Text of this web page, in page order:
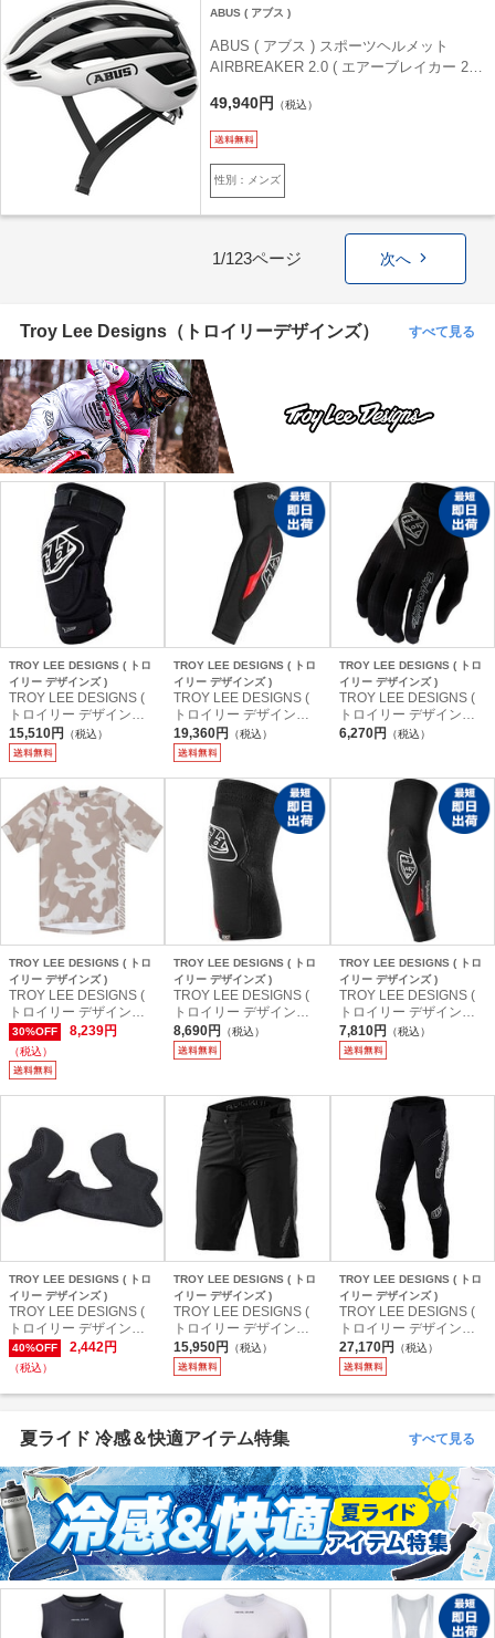
ABUS ( アブス )
ABUS ( アブス ) スポーツヘルメット
AIRBREAKER 2.0 ( エアーブレイカー 2.0
49,940円 （税込）
性別：メンズ
1/123ページ 次へ
Troy Lee Designs（トロイリーデザインズ） すべて見る
TROY LEE DESIGNS ( トロ
イリー デザインズ )
TROY LEE DESIGNS (
トロイリー デザインズ )
プロテクター T-BONE K
NEE GRD ( ティーボー
ン ニーガード ) ブラック
XL/XXL
15,510円 （税込）
TROY LEE DESIGNS ( トロ
イリー デザインズ )
TROY LEE DESIGNS (
トロイリー デザインズ )
プロテクター RAID ELB
OW GUARD ( レイド エ
ルボーガード ) ソリッド
ブラック M/L
19,360円 （税込）
TROY LEE DESIGNS ( トロ
イリー デザインズ )
TROY LEE DESIGNS (
トロイリー デザインズ )
指付き・フルフィンガー
ラック 2X
6,270円 （税込）
TROY LEE DESIGNS ( トロ
イリー デザインズ )
TROY LEE DESIGNS (
トロイリー デザインズ )
半袖ジャージ SKYLINE
S/S JERSEY ( スカイラ
イン ショートスリーブ
ジャージ ) スクラブブラ
ンド ティンバー L
30%OFF 8,239円
（税込）
TROY LEE DESIGNS ( トロ
イリー デザインズ )
TROY LEE DESIGNS (
トロイリー デザインズ )
プロテクター SPEED K
NEE SLEEVE ( スピード
ニー スリーブ ) ソリッド
8,690円 （税込）
TROY LEE DESIGNS ( トロ
イリー デザインズ )
TROY LEE DESIGNS (
トロイリー デザインズ )
プロテクター SPEED E
LBOW SLEEVE ( スピー
ド エルボー スリーブ )
7,810円 （税込）
TROY LEE DESIGNS ( トロ
イリー デザインズ )
TROY LEE DESIGNS (
トロイリー デザインズ )
パッド・その他 D3 CHE
EKPADS ( D3 チークパ
ッド ) ブラック XL
40%OFF 2,442円
（税込）
TROY LEE DESIGNS ( トロ
イリー デザインズ )
TROY LEE DESIGNS (
トロイリー デザインズ )
DHパンツ RUCKUS SH
ORTS SHELL ( ラッカス
ショーツ シェル ) ソリッ
ドブラック 32
15,950円 （税込）
TROY LEE DESIGNS ( トロ
イリー デザインズ )
TROY LEE DESIGNS (
トロイリー デザインズ )
DHパンツ SPRINT ULT
RA PANTS ( スプリント
ウルトラ パンツ ) ソリッ
ドブラック 32
27,170円 （税込）
夏ライド 冷感＆快適アイテム特集 すべて見る